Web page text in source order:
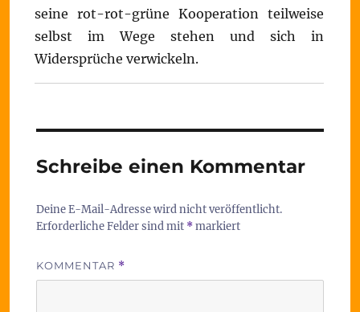
seine rot-rot-grüne Kooperation teilweise
selbst im Wege stehen und sich in
Widersprüche verwickeln.
Schreibe einen Kommentar
Deine E-Mail-Adresse wird nicht veröffentlicht.
Erforderliche Felder sind mit *markiert
KOMMENTAR *